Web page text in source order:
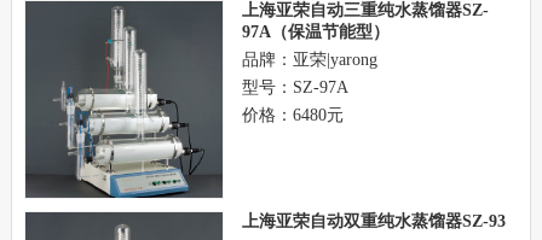
上海亚荣自动三重纯水蒸馏器SZ-
97A（保温节能型）
品牌：亚荣|yarong
型号：SZ-97A
价格：6480元
上海亚荣自动双重纯水蒸馏器SZ-93